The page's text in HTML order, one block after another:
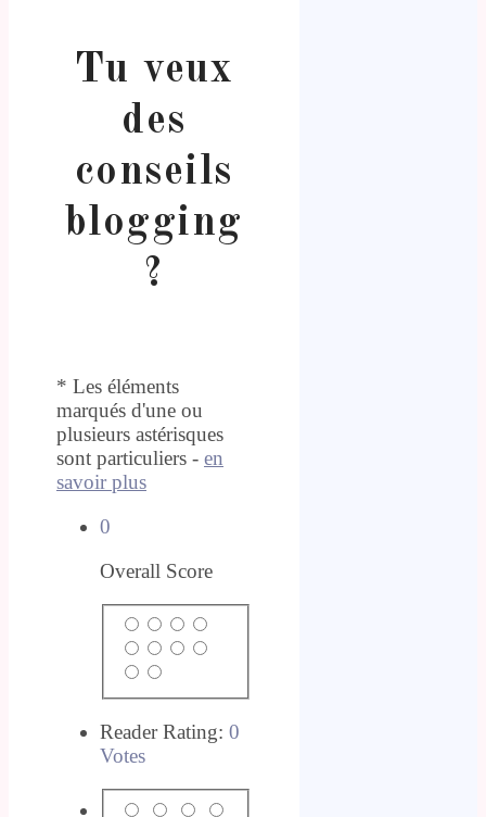
Tu veux
des
conseils
blogging
?
* Les éléments
marqués d'une ou
plusieurs astérisques
sont particuliers - en
savoir plus
0
Overall Score
Reader Rating: 0
Votes